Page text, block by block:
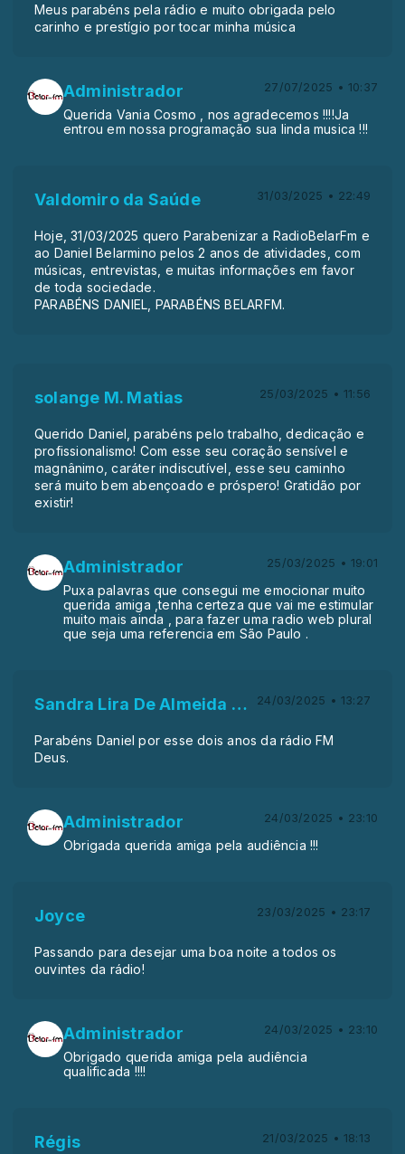
Meus parabéns pela rádio e muito obrigada pelo
carinho e prestígio por tocar minha música
Administrador 27/07/2025 • 10:37
Querida Vania Cosmo , nos agradecemos !!!!Ja
entrou em nossa programação sua linda musica !!!
Valdomiro da Saúde 31/03/2025 • 22:49
Hoje, 31/03/2025 quero Parabenizar a RadioBelarFm e
ao Daniel Belarmino pelos 2 anos de atividades, com
músicas, entrevistas, e muitas informações em favor
de toda sociedade.
PARABÉNS DANIEL, PARABÉNS BELARFM.
solange M. Matias 25/03/2025 • 11:56
Querido Daniel, parabéns pelo trabalho, dedicação e
profissionalismo! Com esse seu coração sensível e
magnânimo, caráter indiscutível, esse seu caminho
será muito bem abençoado e próspero! Gratidão por
existir!
Administrador 25/03/2025 • 19:01
Puxa palavras que consegui me emocionar muito
querida amiga ,tenha certeza que vai me estimular
muito mais ainda , para fazer uma radio web plural
que seja uma referencia em São Paulo .
Sandra Lira De Almeida Alves 24/03/2025 • 13:27
Parabéns Daniel por esse dois anos da rádio FM
Deus.
Administrador 24/03/2025 • 23:10
Obrigada querida amiga pela audiência !!!
Joyce 23/03/2025 • 23:17
Passando para desejar uma boa noite a todos os
ouvintes da rádio!
Administrador 24/03/2025 • 23:10
Obrigado querida amiga pela audiência
qualificada !!!!
Régis 21/03/2025 • 18:13